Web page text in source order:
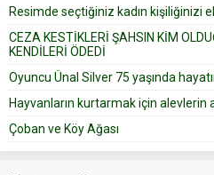
Resimde seçtiğiniz kadın kişiliğinizi
CEZA KESTİKLERİ ŞAHSIN KİM
KENDİLERİ ÖDEDİ
Oyuncu Ünal Silver 75 yaşında
Hayvanların kurtarmak için alevlerin
Çoban ve Köy Ağası